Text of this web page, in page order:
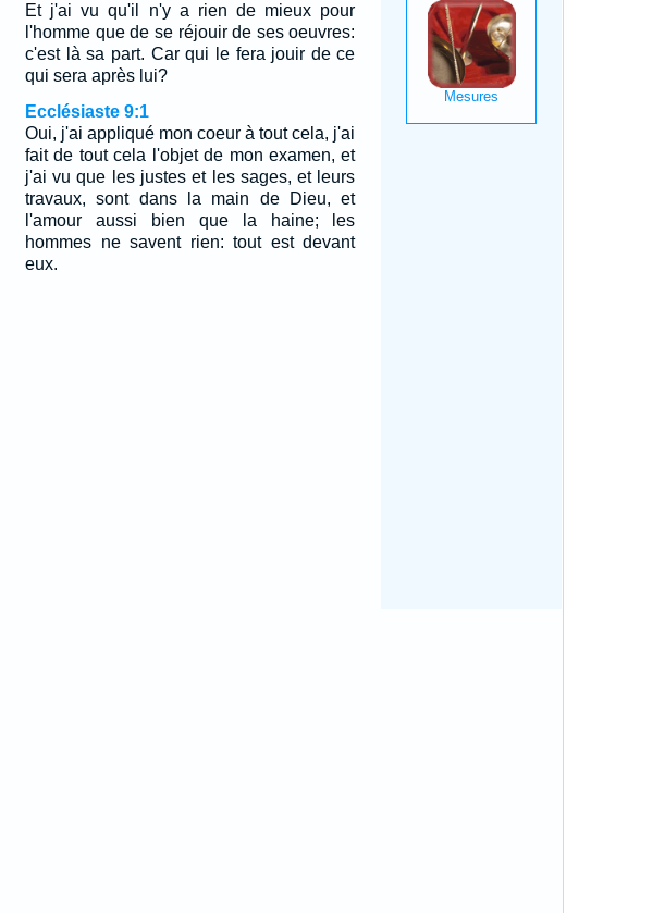
Et j'ai vu qu'il n'y a rien de mieux pour
l'homme que de se réjouir de ses oeuvres:
c'est là sa part. Car qui le fera jouir de ce
qui sera après lui?
Ecclésiaste 9:1
Oui, j'ai appliqué mon coeur à tout cela, j'ai
fait de tout cela l'objet de mon examen, et
j'ai vu que les justes et les sages, et leurs
travaux, sont dans la main de Dieu, et
l'amour aussi bien que la haine; les
hommes ne savent rien: tout est devant
eux.